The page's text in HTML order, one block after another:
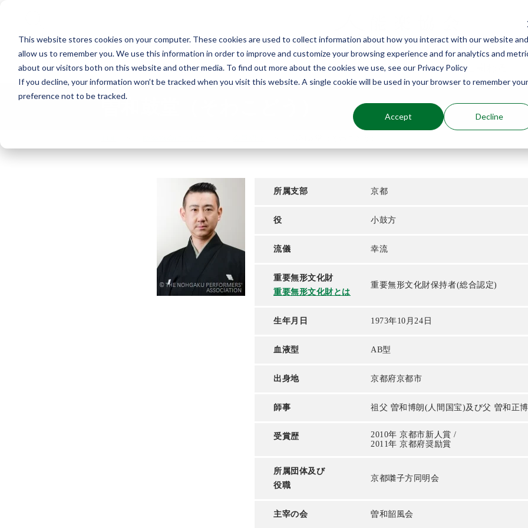
This website stores cookies on your computer. These cookies are used to collect information about how you interact with our website and
allow us to remember you. We use this information in order to improve and customize your browsing experience and for analytics and
about our visitors both on this website and other media. To find out more about the cookies we use, see our Privacy Policy
If you decline, your information won’t be tracked when you visit this website. A single cookie will be used in your browser to remember your
preference not to be tracked.
Accept Decline
Search
能楽の公演 能楽を知る 能楽に関わる
所属支部 京都
役 小鼓方
流儀 幸流
重要無形文化財
重要無形文化財とは
重要無形文化財保持者(総合認定)
生年月日 1973年10月24日
血液型 AB型
出身地 京都府京都市
師事 祖父 曽和博朗(人間国宝)及び父 曽和正博
受賞歴
2010年 京都市新人賞 /
2011年 京都府奨励賞
所属団体及び
役職
京都囃子方同明会
主宰の会 曽和韶風会